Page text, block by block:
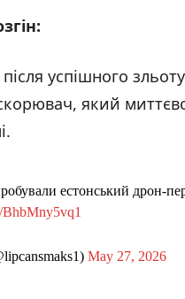
успішного
який
естонський дрон-
BhbMny5vq1
May 27, 2026